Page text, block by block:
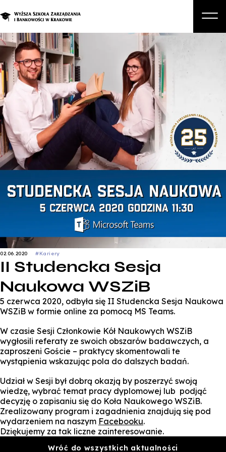
Studia podyplomowe i kursy
Kandydat
Student
Biznes
Zapisz się na studia
02.06.2020 #Kariery
II Studencka Sesja
Naukowa WSZiB
5 czerwca 2020, odbyła się II Studencka Sesja Naukowa
WSZiB w formie online za pomocą MS Teams.
W czasie Sesji Członkowie Kół Naukowych WSZiB
wygłosili referaty ze swoich obszarów badawczych, a
zaproszeni Goście – praktycy skomentowali te
wystąpienia wskazując pola do dalszych badań.
Udział w Sesji był dobrą okazją by poszerzyć swoją
wiedzę, wybrać temat pracy dyplomowej lub podjąć
decyzję o zapisaniu się do Koła Naukowego WSZiB.
Zrealizowany program i zagadnienia znajdują się pod
wydarzeniem na naszym Facebooku.
Dziękujemy za tak liczne zainteresowanie.
Wróć do wszystkich aktualności